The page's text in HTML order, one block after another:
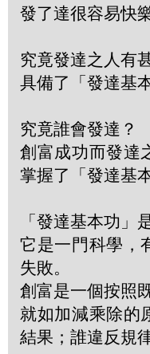
發了達很容易快樂
究竟發達之人有
具備了「發達基
究竟誰會發達？
創富成功而發達
掌握了「發達基
「發達基本功」
它是一門科學，
失敗。
創富是一個按照
就如加減乘除的
結果；誰違反規